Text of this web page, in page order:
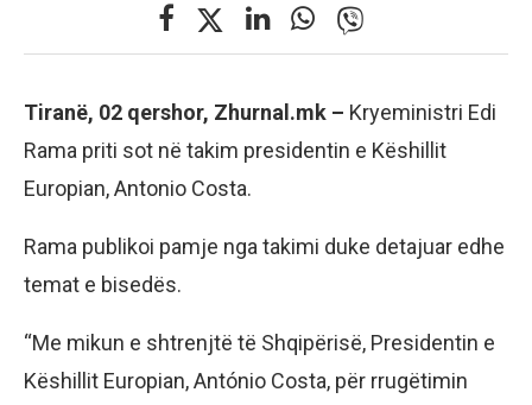
Tiranë, 02 qershor, Zhurnal.mk – Kryeministri Edi
Rama priti sot në takim presidentin e Këshillit
Europian, Antonio Costa.
Rama publikoi pamje nga takimi duke detajuar edhe
temat e bisedës.
“Me mikun e shtrenjtë të Shqipërisë, Presidentin e
Këshillit Europian, António Costa, për rrugëtimin